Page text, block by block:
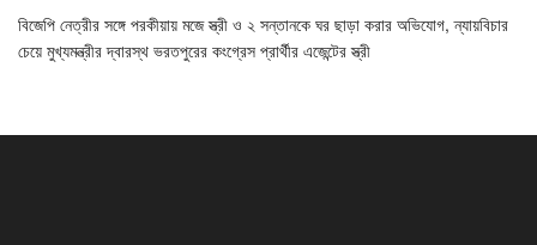
বিজেপি নেত্রীর সঙ্গে পরকীয়ায় মজে স্ত্রী ও ২ সন্তানকে ঘর ছাড়া করার অভিযোগ, ন্যায়বিচার
চেয়ে মুখ্যমন্ত্রীর দ্বারস্থ ভরতপুরের কংগ্রেস প্রার্থীর এজেন্টের স্ত্রী